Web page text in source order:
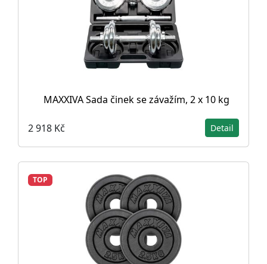
MAXXIVA Sada činek se závažím, 2 x 10 kg
2 918 Kč Detail
TOP